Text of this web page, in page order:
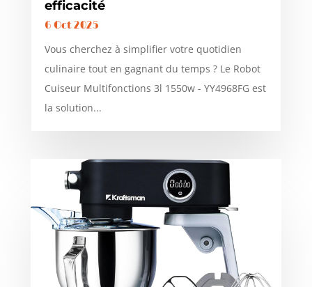
efficacité
6 Oct 2025
Vous cherchez à simplifier votre quotidien
culinaire tout en gagnant du temps ? Le Robot
Cuiseur Multifonctions 3l 1550w - YY4968FG est
la solution...